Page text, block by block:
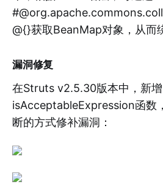
@{}获取BeanMap对象，从而
漏洞修复
在Struts v2.5.30版本中，新增
isAcceptableExpression函数
断的方式修补漏洞：